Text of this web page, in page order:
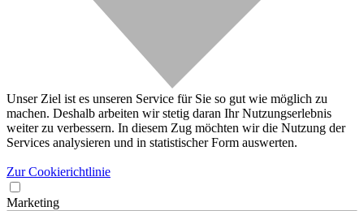
Unser Ziel ist es unseren Service für Sie so gut wie möglich zu
machen. Deshalb arbeiten wir stetig daran Ihr Nutzungserlebnis
weiter zu verbessern. In diesem Zug möchten wir die Nutzung der
Services analysieren und in statistischer Form auswerten.
Zur Cookierichtlinie
Marketing